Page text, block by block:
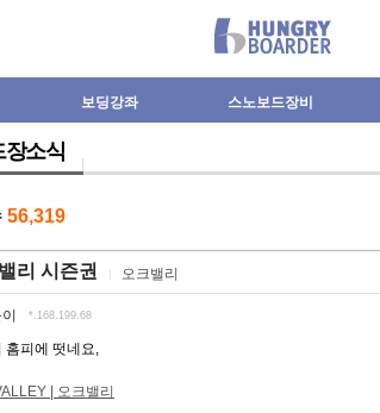
보딩강좌 스노보드장비
장소식
56,319
리 시즌권 오크밸리
*.168.199.68
홈피에 떳네요,
| 오크밸리